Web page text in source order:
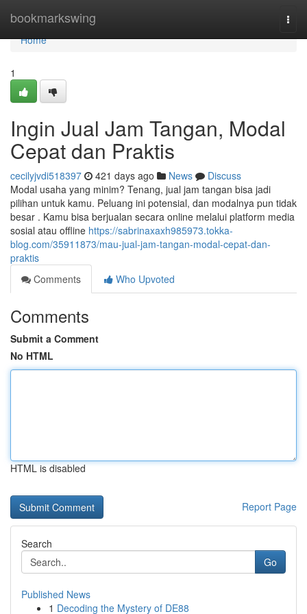
bookmarkswing
Home
Home
1
Ingin Jual Jam Tangan, Modal
Cepat dan Praktis
cecilyjvdi518397 421 days ago News
Discuss
Modal usaha yang minim? Tenang, jual jam tangan bisa jadi
pilihan untuk kamu. Peluang ini potensial, dan modalnya pun tidak
besar . Kamu bisa berjualan secara online melalui platform media
sosial atau offline https://sabrinaxaxh985973.tokka-
blog.com/35911873/mau-jual-jam-tangan-modal-cepat-dan-
praktis
Comments
Who Upvoted
Comments
Submit a Comment
No HTML
HTML is disabled
Report Page
Search
Go
Published News
1 Decoding the Mystery of DE88